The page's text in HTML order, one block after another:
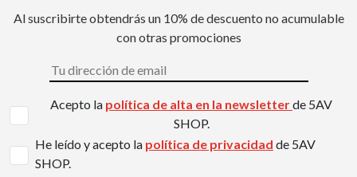
Al suscribirte obtendrás un 10% de descuento no acumulable
con otras promociones
Acepto la política de alta en la newsletterde 5AV
SHOP.
He leído y acepto la política de privacidad de 5AV
SHOP.